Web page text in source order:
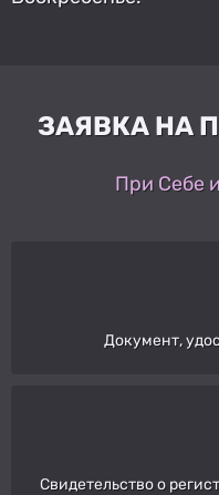
ЗАЯВКА НА
При Себе
Документ,
Свидетельство о